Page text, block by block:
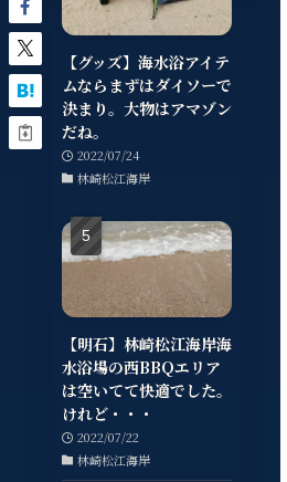
【グッズ】海水浴アイテ
ムならまずはダイソーで
決まり。大物はアマゾン
だね。
2022/07/24
林崎松江海岸
【明石】林崎松江海岸海
水浴場の西BBQエリア
は空いてて快適でした。
けれど・・・
2022/07/22
林崎松江海岸